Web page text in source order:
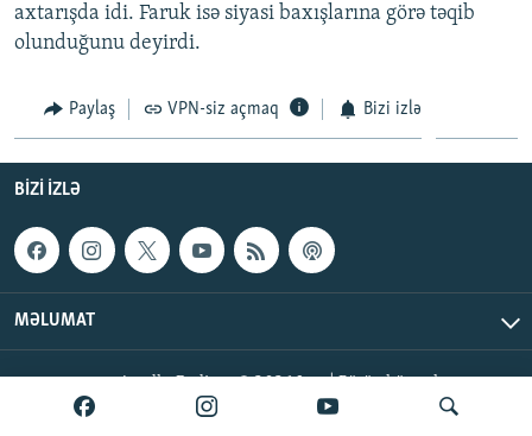
İZ - MƏDƏNIYYƏT PROQRAMI
MATERIALLARIMIZDAN ISTIFADƏ
AZADLIQRADIOSU MOBIL TELEFONUNUZDA
BIZIMLƏ ƏLAQƏ
XƏBƏR BÜLLETENLƏRIMIZ
RFE/RL-in bütün saytları
axtarışda idi. Faruk isə siyasi baxışlarına görə təqib
olunduğunu deyirdi.
Paylaş VPN-siz açmaq Bizi izlə
BIZI IZLƏ
MƏLUMAT
AzadlıqRadiosu © 2026 Inc. | Bütün hüquqlar qorunur